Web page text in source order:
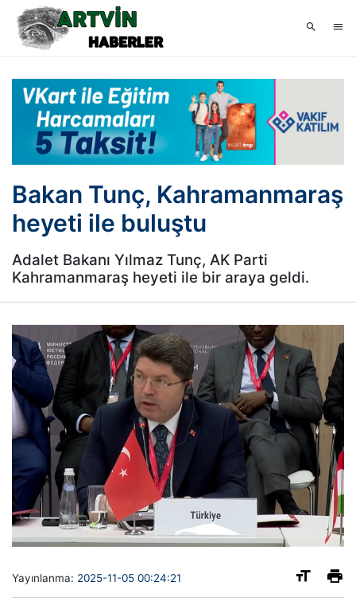
Bakan Tunç, Kahramanmaraş
heyeti ile buluştu
Adalet Bakanı Yılmaz Tunç, AK Parti
Kahramanmaraş heyeti ile bir araya geldi.
Yayınlanma: 2025-11-05 00:24:21